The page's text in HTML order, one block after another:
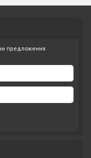
предложения